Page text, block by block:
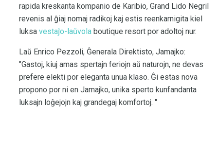
rapida kreskanta kompanio de Karibio, Grand Lido Negril
revenis al ĝiaj nomaj radikoj kaj estis reenkarnigita kiel
luksa vestaĵo-laŭvola boutique resort por adoltoj nur.
Laŭ Enrico Pezzoli, Ĝenerala Direktisto, Jamajko:
"Gastoj, kiuj amas spertajn feriojn aŭ naturojn, ne devas
prefere elekti por eleganta unua klaso. Ĝi estas nova
propono por ni en Jamajko, unika sperto kunfandanta
luksajn loĝejojn kaj grandegaj komfortoj. "